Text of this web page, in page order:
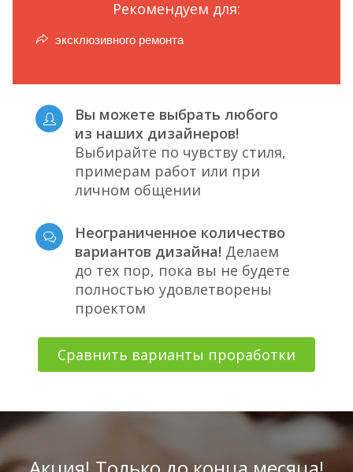
Рекомендуем для:
эксклюзивного ремонта
Вы можете выбрать любого
из наших дизайнеров!
Выбирайте по чувству стиля,
примерам работ или при
личном общении
Неограниченное количество
вариантов дизайна! Делаем
до тех пор, пока вы не будете
полностью удовлетворены
проектом
Сравнить варианты проработки